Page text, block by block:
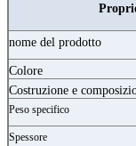
nome del prodotto
Colore
Costruzione e
Peso specifico
Spessore